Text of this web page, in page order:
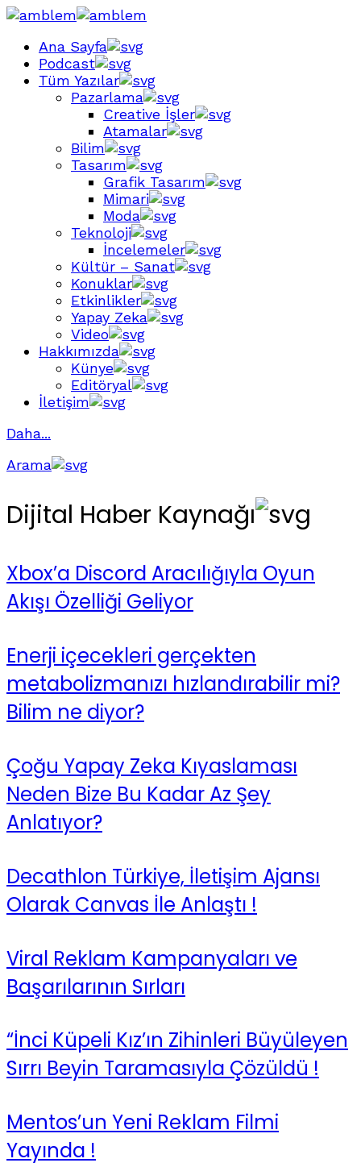
Ana Sayfa
Podcast
Tüm Yazılar
Pazarlama
Creative İşler
Atamalar
Bilim
Tasarım
Grafik Tasarım
Mimari
Moda
Teknoloji
İncelemeler
Kültür – Sanat
Konuklar
Etkinlikler
Yapay Zeka
Video
Hakkımızda
Künye
Editöryal
İletişim
Daha...
Arama
Dijital Haber Kaynağı
Xbox’a Discord Aracılığıyla Oyun
Akışı Özelliği Geliyor
Enerji içecekleri gerçekten
metabolizmanızı hızlandırabilir mi?
Bilim ne diyor?
Çoğu Yapay Zeka Kıyaslaması
Neden Bize Bu Kadar Az Şey
Anlatıyor?
Decathlon Türkiye, İletişim Ajansı
Olarak Canvas İle Anlaştı !
Viral Reklam Kampanyaları ve
Başarılarının Sırları
“İnci Küpeli Kız’ın Zihinleri Büyüleyen
Sırrı Beyin Taramasıyla Çözüldü !
Mentos’un Yeni Reklam Filmi
Yayında !